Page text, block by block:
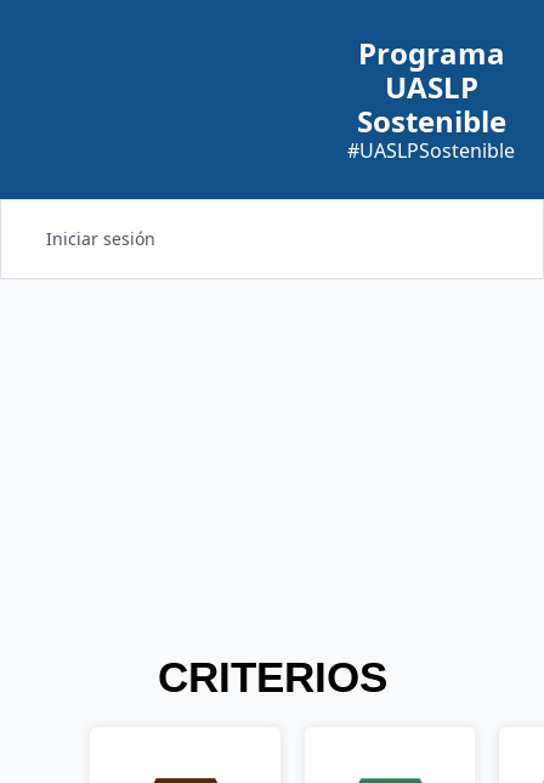
Programa
UASLP
Sostenible
#UASLPSostenible
Iniciar sesión
CRITERIOS